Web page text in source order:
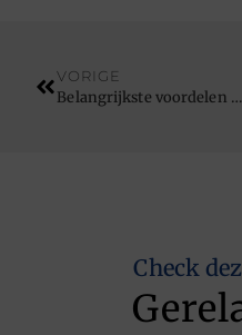
VORIGE
Belangrijkste voordelen van investeren in papieren tassen
Check